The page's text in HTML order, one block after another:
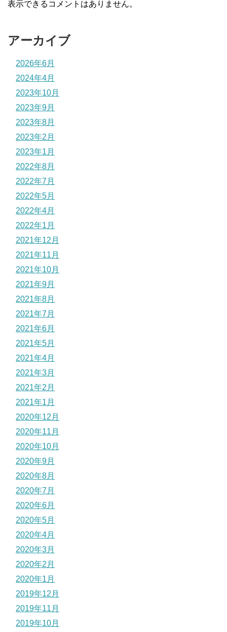
表示できるコメントはありません。
アーカイブ
2026年6月
2024年4月
2023年10月
2023年9月
2023年8月
2023年2月
2023年1月
2022年8月
2022年7月
2022年5月
2022年4月
2022年1月
2021年12月
2021年11月
2021年10月
2021年9月
2021年8月
2021年7月
2021年6月
2021年5月
2021年4月
2021年3月
2021年2月
2021年1月
2020年12月
2020年11月
2020年10月
2020年9月
2020年8月
2020年7月
2020年6月
2020年5月
2020年4月
2020年3月
2020年2月
2020年1月
2019年12月
2019年11月
2019年10月